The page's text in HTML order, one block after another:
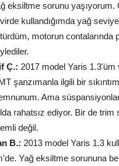
eksiltme sorunu
kullandığımda yağ
motorun contalarında
Ç.: 2017 model Yaris 1.3'üm
şanzımanla ilgili bir
Ama
rahatsız ediyor. Bir de
değil.
B.: 2013 model Yaris 1.3
Yağ eksiltme sorununa